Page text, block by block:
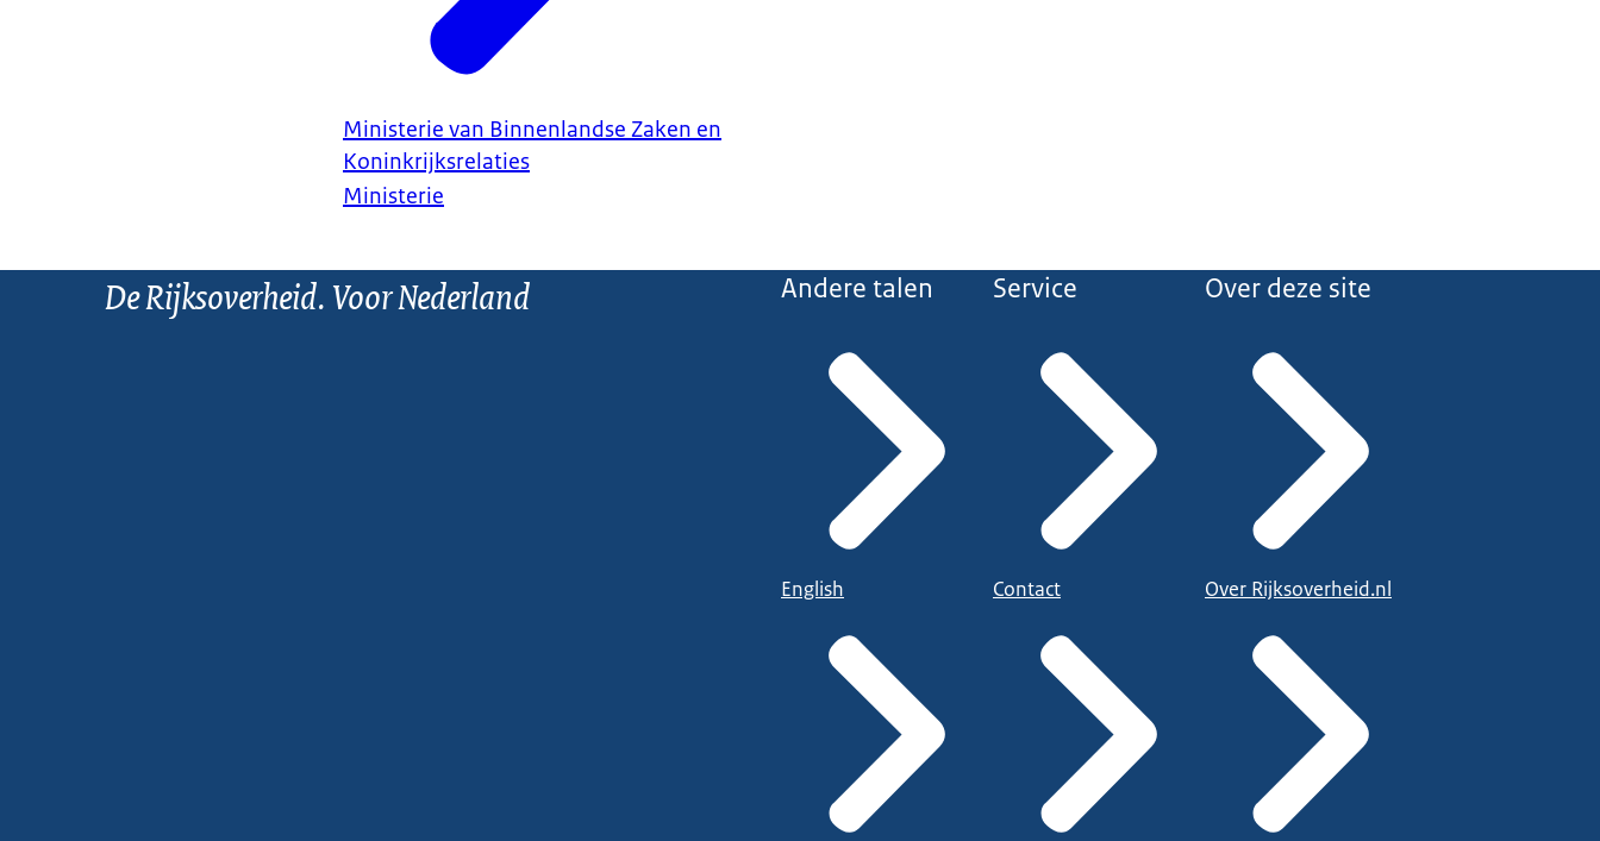
Ministerie van Binnenlandse Zaken en
Koninkrijksrelaties
Ministerie
De Rijksoverheid. Voor Nederland Andere talen
English
Service
Contact
Over deze site
Over Rijksoverheid.nl